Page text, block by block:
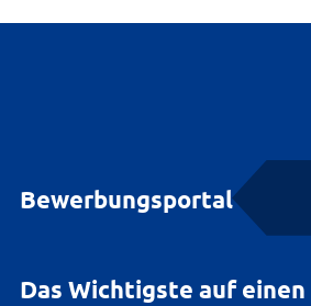
Bewerbungsportal
Das Wichtigste auf